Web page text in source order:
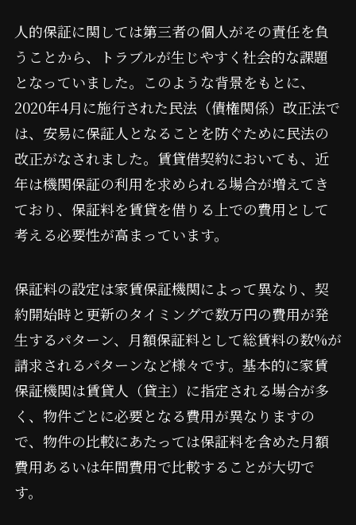
人的保証に関しては第三者の個人がその責任を負
うことから、トラブルが生じやすく社会的な課題
となっていました。このような背景をもとに、
2020年4月に施行された民法（債権関係）改正法で
は、安易に保証人となることを防ぐために民法の
改正がなされました。賃貸借契約においても、近
年は機関保証の利用を求められる場合が増えてき
ており、保証料を賃貸を借りる上での費用として
考える必要性が高まっています。
保証料の設定は家賃保証機関によって異なり、契
約開始時と更新のタイミングで数万円の費用が発
生するパターン、月額保証料として総賃料の数%が
請求されるパターンなど様々です。基本的に家賃
保証機関は賃貸人（貸主）に指定される場合が多
く、物件ごとに必要となる費用が異なりますの
で、物件の比較にあたっては保証料を含めた月額
費用あるいは年間費用で比較することが大切で
す。